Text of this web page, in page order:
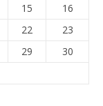
15
16
22
23
29
30